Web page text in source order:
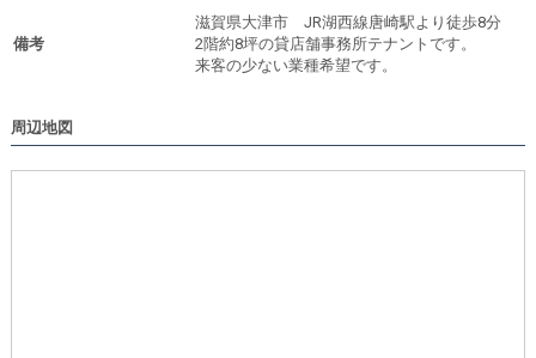
備考
滋賀県大津市 JR湖西線唐崎駅より徒歩8分
2階約8坪の貸店舗事務所テナントです。
来客の少ない業種希望です。
周辺地図